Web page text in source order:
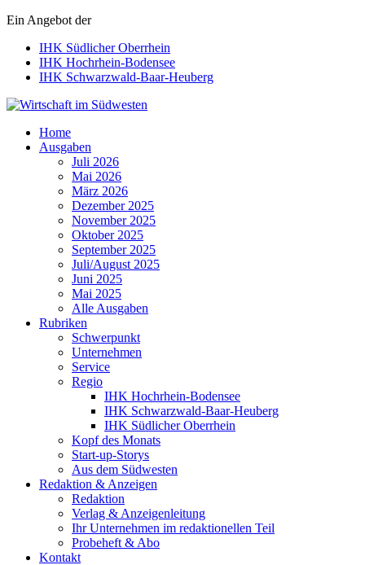
Ein Angebot der
IHK Südlicher Oberrhein
IHK Hochrhein-Bodensee
IHK Schwarzwald-Baar-Heuberg
Wirtschaft im Südwesten
Home
Ausgaben
Juli 2026
Mai 2026
März 2026
Dezember 2025
November 2025
Oktober 2025
September 2025
Juli/August 2025
Juni 2025
Mai 2025
Alle Ausgaben
Rubriken
Schwerpunkt
Unternehmen
Service
Regio
IHK Hochrhein-Bodensee
IHK Schwarzwald-Baar-Heuberg
IHK Südlicher Oberrhein
Kopf des Monats
Start-up-Storys
Aus dem Südwesten
Redaktion & Anzeigen
Redaktion
Verlag & Anzeigenleitung
Ihr Unternehmen im redaktionellen Teil
Probeheft & Abo
Kontakt